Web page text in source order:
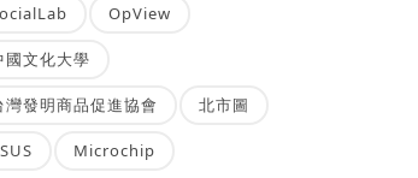
OpView
國文化大學
灣發明商品促進協會 北市圖
Microchip